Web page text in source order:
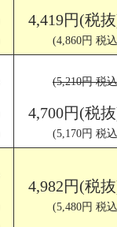
4,419円(税
(4,860円 税
(5,210円 税
4,700円(税
(5,170円 税
4,982円(税
(5,480円 税